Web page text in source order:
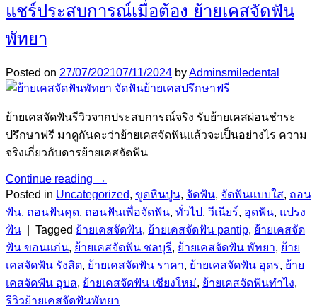
แชร์ประสบการณ์เมื่อต้อง ย้ายเคสจัดฟัน
พัทยา
Posted on 27/07/202107/11/2024 byAdminsmiledental
ย้ายเคสจัดฟันรีวิวจากประสบการณ์จริง รับย้ายเคสผ่อนชำระ
ปรึกษาฟรี มาดูกันคะว่าย้ายเคสจัดฟันแล้วจะเป็นอย่างไร ความ
จริงเกี่ยวกับดารย้ายเคสจัดฟัน
Continue reading →
Posted in Uncategorized, ขูดหินปูน, จัดฟัน, จัดฟันแบบใส, ถอน
ฟัน, ถอนฟันคุด, ถอนฟันเพื่อจัดฟัน, ทั่วไป, วีเนียร์, อุดฟัน, แปรง
ฟัน
Tagged ย้ายเคสจัดฟัน, ย้ายเคสจัดฟัน pantip, ย้ายเคสจัด
ฟัน ขอนแก่น, ย้ายเคสจัดฟัน ชลบุรี, ย้ายเคสจัดฟัน พัทยา, ย้าย
เคสจัดฟัน รังสิต, ย้ายเคสจัดฟัน ราคา, ย้ายเคสจัดฟัน อุดร, ย้าย
เคสจัดฟัน อุบล, ย้ายเคสจัดฟัน เชียงใหม่, ย้ายเคสจัดฟันทําไง,
รีวิวย้ายเคสจัดฟันพัทยา